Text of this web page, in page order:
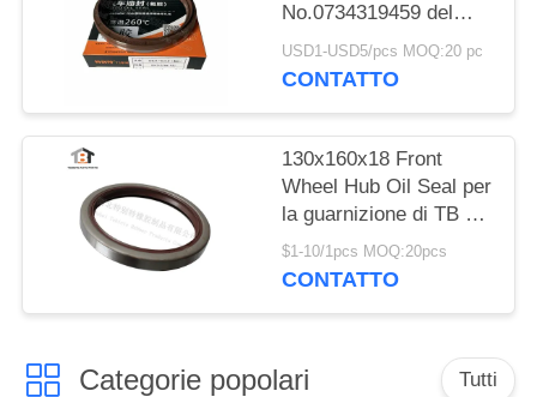
No.0734319459 del
camion di /VOLVO
/MAN /DAF /IVECO
USD1-USD5/pcs MOQ:20 pc
CONTATTO
130x160x18 Front
Wheel Hub Oil Seal per
la guarnizione di TB di
Mercedes Benz
$1-10/1pcs MOQ:20pcs
CONTATTO
Categorie popolari Tutti